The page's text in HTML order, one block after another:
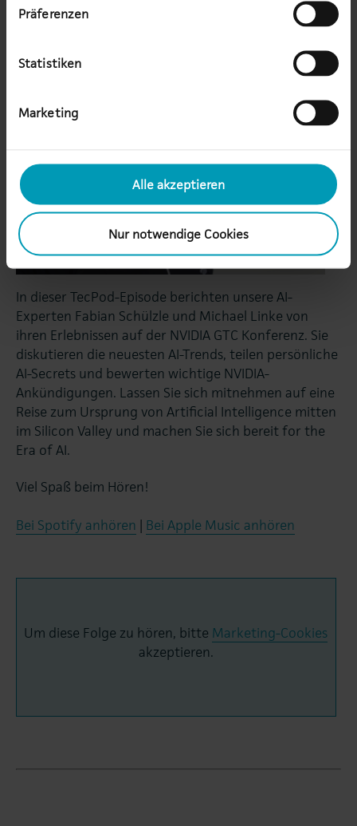
Präferenzen
Statistiken
Marketing
Alle akzeptieren
Nur notwendige Cookies
NVIDIA GTC
In dieser TecPod-Episode berichten unsere AI-
Experten Fabian Schülzle und Michael Linke von
ihren Erlebnissen auf der NVIDIA GTC Konferenz. Sie
diskutieren die neuesten AI-Trends, teilen persönliche
AI-Secrets und bewerten wichtige NVIDIA-
Ankündigungen. Lassen Sie sich mitnehmen auf eine
Reise zum Ursprung von Artificial Intelligence mitten
im Silicon Valley und machen Sie sich bereit for the
Era of AI.
Viel Spaß beim Hören!
Bei Spotify anhören | Bei Apple Music anhören
Um diese Folge zu hören, bitte Marketing-Cookies
akzeptieren.